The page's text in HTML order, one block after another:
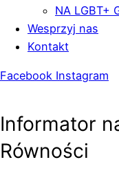
NA LGBT+
Wesprzyj nas
Kontakt
Facebook Instagram
Informator
Równości